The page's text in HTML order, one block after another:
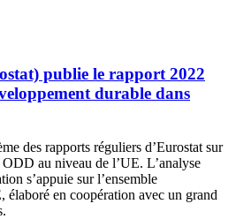
publie le rapport 2022
durable dans
des rapports réguliers d’Eurostat sur
au niveau de l’UE. L’analyse
s’appuie sur l’ensemble
élaboré en coopération avec un grand